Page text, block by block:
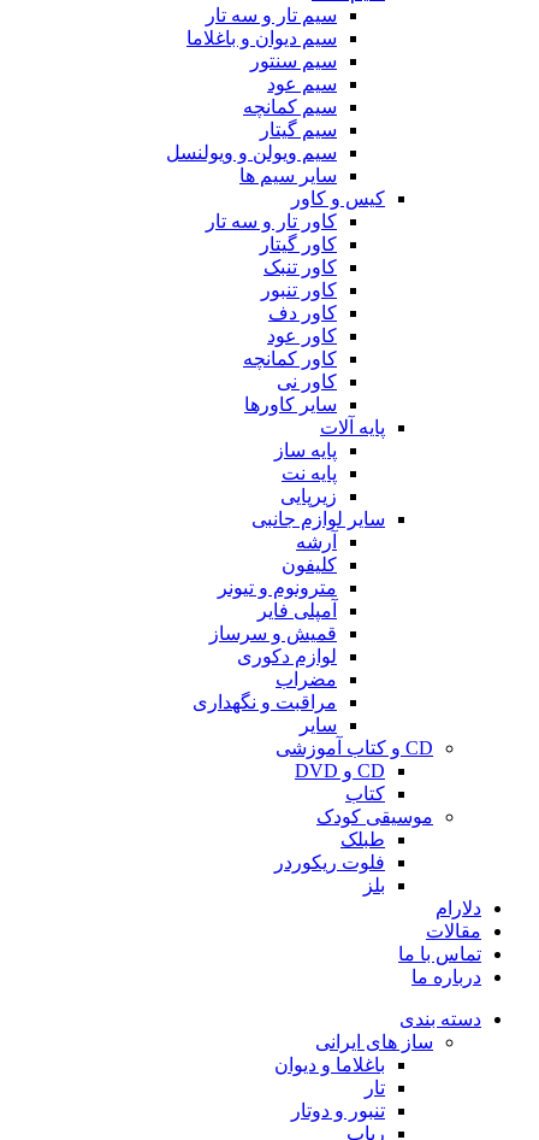
سیم تار و سه تار
سیم دیوان و باغلاما
سیم سنتور
سیم عود
سیم کمانچه
سیم گیتار
سیم ویولن و ویولنسل
سایر سیم ها
کیس و کاور
کاور تار و سه تار
کاور گیتار
کاور تنبک
کاور تنبور
کاور دف
کاور عود
کاور کمانچه
کاور نی
سایر کاورها
پایه آلات
پایه ساز
پایه نت
زیرپایی
سایر لوازم جانبی
آرشه
کلیفون
مترونوم و تیونر
آمپلی فایر
قمیش و سرساز
لوازم دکوری
مضراب
مراقبت و نگهداری
سایر
CD و کتاب آموزشی
CD و DVD
کتاب
موسیقی کودک
طبلک
فلوت ریکوردر
بلز
دلارام
مقالات
تماس با ما
درباره ما
دسته بندی
ساز های ایرانی
باغلاما و دیوان
تار
تنبور و دوتار
رباب